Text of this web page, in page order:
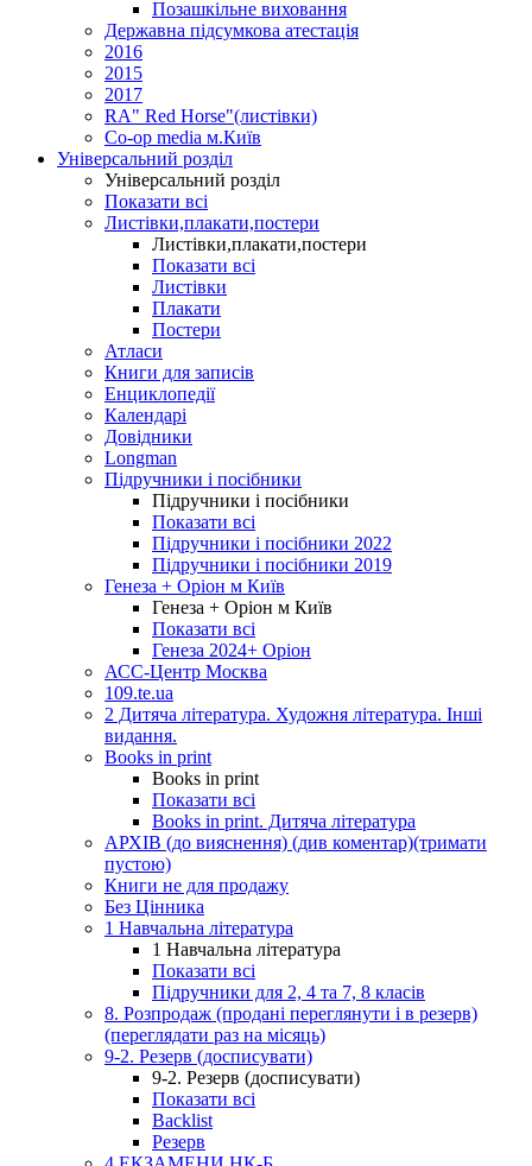
Позашкільне виховання
Державна підсумкова атестація
2016
2015
2017
RA" Red Horse"(листівки)
Co-op media м.Київ
Універсальний розділ
Універсальний розділ
Показати всі
Листівки,плакати,постери
Листівки,плакати,постери
Показати всі
Листівки
Плакати
Постери
Атласи
Книги для записів
Енциклопедії
Календарі
Довідники
Longman
Підручники і посібники
Підручники і посібники
Показати всі
Підручники і посібники 2022
Підручники і посібники 2019
Генеза + Оріон м Київ
Генеза + Оріон м Київ
Показати всі
Генеза 2024+ Оріон
АСС-Центр Москва
109.te.ua
2 Дитяча література. Художня література. Інші
видання.
Books in print
Books in print
Показати всі
Books in print. Дитяча література
АРХІВ (до вияснення) (див коментар)(тримати
пустою)
Книги не для продажу
Без Цінника
1 Навчальна література
1 Навчальна література
Показати всі
Підручники для 2, 4 та 7, 8 класів
8. Розпродаж (продані переглянути і в резерв)
(переглядати раз на місяць)
9-2. Резерв (досписувати)
9-2. Резерв (досписувати)
Показати всі
Backlist
Резерв